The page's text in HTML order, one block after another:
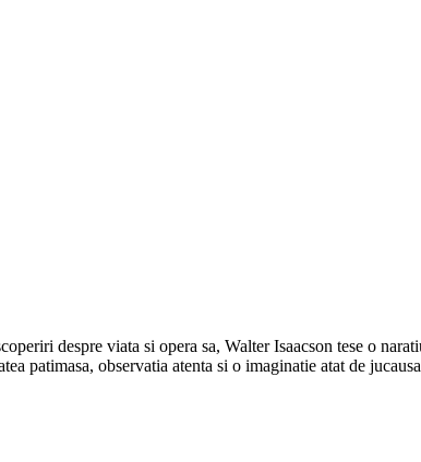
despre viata si opera sa, Walter Isaacson tese o
patimasa, observatia atenta si o imaginatie atat de